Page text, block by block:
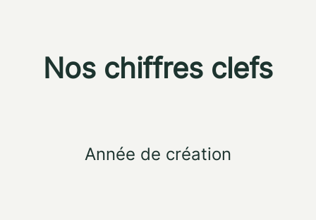
Nos chiffres clefs
Année de création